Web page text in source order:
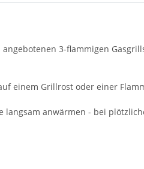
angebotenen 3-flammigen
einem Grillrost oder einer
anwärmen - bei